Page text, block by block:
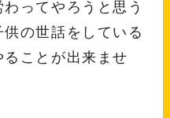
ってやろうと思う
の世話をしている
ことが出来ませ